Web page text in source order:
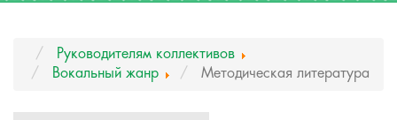
Руководителям коллективов
Вокальный жанр
Методическая литература